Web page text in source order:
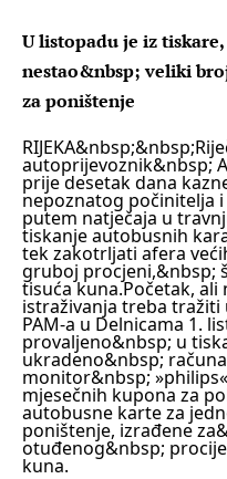
U listopadu je iz
nestao&nbsp; veliki
za poništenje
RIJEKA&nbsp;
autoprijevoznik&nbsp;
prije desetak dana
nepoznatog počinitelja
putem natječaja u
tiskanje autobusnih
tek zakotrljati afera
gruboj procjeni,&nbsp;
tisuća kuna.Početak, ali
istraživanja treba
PAM-a u Delnicama 1.
provaljeno&nbsp; u
ukradeno&nbsp;
monitor&nbsp;
mjesečnih kupona za
autobusne karte za
poništenje, izrađene
otuđenog&nbsp;
kuna.